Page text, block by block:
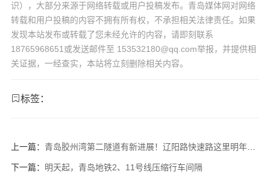
识），大部分来源于网络转载或用户投稿发布。青岛媒体网对网络
转载和用户投稿的内容不拥有所有权，不承担相关法律责任。如果
发现本站发布或转载了您未经允许的内容，请即刻联系
18765968651或发送邮件至 153532180@qq.com举报，并提供相
关证据，一经查实，本站将立刻删除相关内容。
标签：
上一篇： 青岛胶州湾第二隧道有新进展！辽阳路快速路这里明年1月开通！
下一篇： 明天起，青岛地铁2、11号线压缩行车间隔